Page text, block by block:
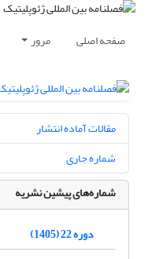
صفحه اصلی مرور
مقالات آماده انتشار
شماره جاری
شماره‌های پیشین نشریه
دوره 22 (1405)